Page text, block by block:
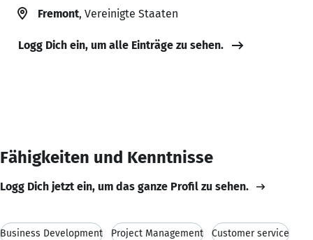
Fremont, Vereinigte Staaten
Logg Dich ein, um alle Einträge zu sehen.
Fähigkeiten und Kenntnisse
Logg Dich jetzt ein, um das ganze Profil zu sehen.
Business Development Project Management Customer service